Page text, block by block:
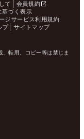
て
会員規約
基づく表示
ジサービス利用規約
プ サイトマップ
転用、コピー等は禁じま